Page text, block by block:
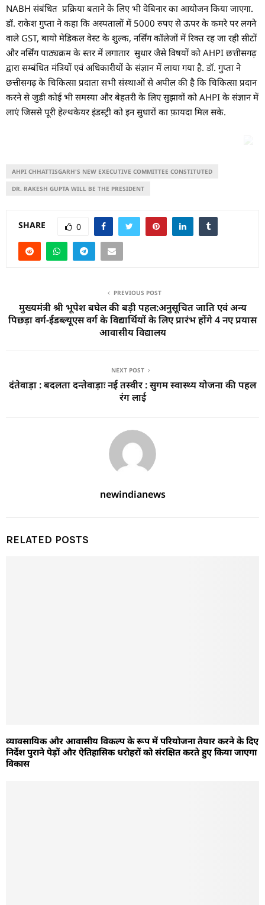
NABH संबंधित प्रक्रिया बताने के लिए भी वेबिनार का आयोजन किया जाएगा.
डॉ. राकेश गुप्ता ने कहा कि अस्पतालों में 5000 रुपए से ऊपर के कमरे पर लगने
वाले GST, बायो मेडिकल वेस्ट के शुल्क, नर्सिंग कॉलेजों में रिक्त रह जा रही सीटों
और नर्सिंग पाठ्यक्रम के स्तर में लगातार सुधार जैसे विषयों को AHPI छत्तीसगढ़
द्वारा सम्बंधित मंत्रियों एवं अधिकारीयों के संज्ञान में लाया गया है. डॉ. गुप्ता ने
छत्तीसगढ़ के चिकित्सा प्रदाता सभी संस्थाओं से अपील की है कि चिकित्सा प्रदान
करने से जुडी कोई भी समस्या और बेहतरी के लिए सुझावों को AHPI के संज्ञान में
लाएं जिससे पूरी हेल्थकेयर इंडस्ट्री को इन सुधारों का फ़ायदा मिल सके.
AHPI CHHATTISGARH'S NEW EXECUTIVE COMMITTEE CONSTITUTED
DR. RAKESH GUPTA WILL BE THE PRESIDENT
SHARE 0
PREVIOUS POST
मुख्यमंत्री श्री भूपेश बघेल की बड़ी पहल:अनुसूचित जाति एवं अन्य
पिछड़ा वर्ग-ईडब्ल्यूएस वर्ग के विद्यार्थियों के लिए प्रारंभ होंगे 4 नए प्रयास
आवासीय विद्यालय
NEXT POST
दंतेवाड़ा : बदलता दन्तेवाड़ाः नई तस्वीर : सुगम स्वास्थ्य योजना की पहल
रंग लाई
newindianews
RELATED POSTS
व्यावसायिक और आवासीय विकल्प के रूप में परियोजना तैयार करने के दिए
निर्देश पुराने पेड़ों और ऐतिहासिक धरोहरों को संरक्षित करते हुए किया जाएगा
विकास